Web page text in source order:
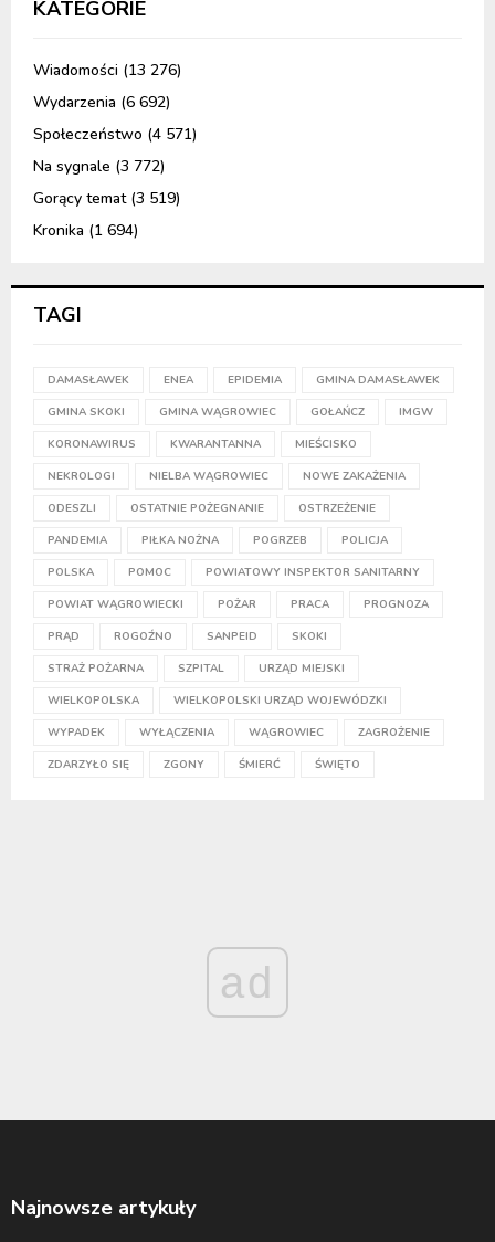
KATEGORIE
Wiadomości (13 276)
Wydarzenia (6 692)
Społeczeństwo (4 571)
Na sygnale (3 772)
Gorący temat(3 519)
Kronika (1 694)
TAGI
DAMASŁAWEK ENEA EPIDEMIA GMINA DAMASŁAWEK
GMINA SKOKI GMINA WĄGROWIEC GOŁAŃCZ IMGW
KORONAWIRUS KWARANTANNA MIEŚCISKO
NEKROLOGI NIELBA WĄGROWIEC NOWE ZAKAŻENIA
ODESZLI OSTATNIE POŻEGNANIE OSTRZEŻENIE
PANDEMIA PIŁKA NOŻNA POGRZEB POLICJA
POLSKA POMOC POWIATOWY INSPEKTOR SANITARNY
POWIAT WĄGROWIECKI POŻAR PRACA PROGNOZA
PRĄD ROGOŹNO SANPEID SKOKI
STRAŻ POŻARNA SZPITAL URZĄD MIEJSKI
WIELKOPOLSKA WIELKOPOLSKI URZĄD WOJEWÓDZKI
WYPADEK WYŁĄCZENIA WĄGROWIEC ZAGROŻENIE
ZDARZYŁO SIĘ ZGONY ŚMIERĆ ŚWIĘTO
ad
Najnowsze artykuły